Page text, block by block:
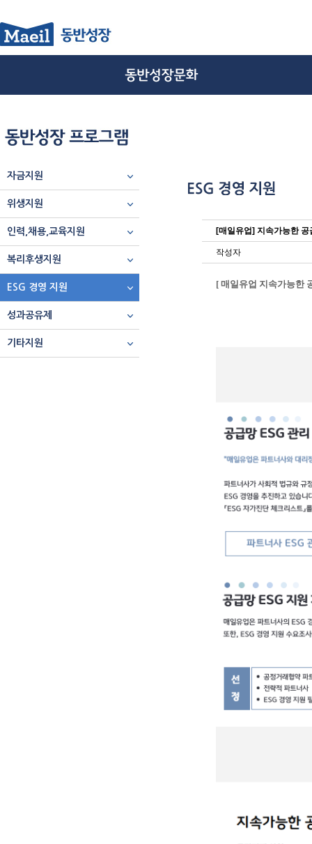
자금지원
위생지원
인력,채용,교육지원
복리후생지원
ESG 경영 지원
성과공유제
기타지원
[매일유업] 지속가능한 공
작성자
[ 매일유업 지속가능한